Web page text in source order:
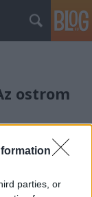
parties, or
ostrom
hatalmas